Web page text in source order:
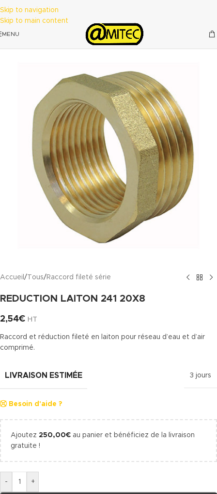
Skip to navigation
Skip to main content
MENU
Accueil / Tous/ Raccord fileté série
REDUCTION LAITON 241 20X8
2,54€ HT
Raccord et réduction fileté en laiton pour réseau d’eau et d’air
comprimé.
LIVRAISON ESTIMÉE 3 jours
Besoin d'aide ?
Ajoutez 250,00€ au panier et bénéficiez de la livraison
gratuite !
- +